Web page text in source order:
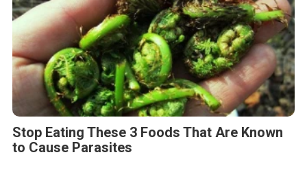
Stop Eating These 3 Foods That Are Known
to Cause Parasites